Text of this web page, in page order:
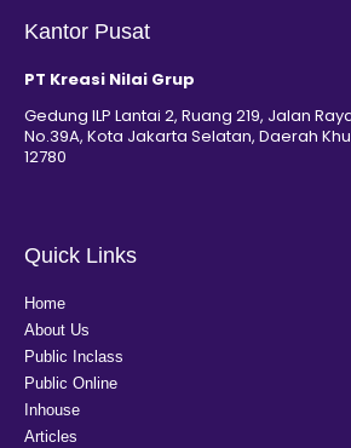
Kantor Pusat
PT Kreasi Nilai Grup
Gedung ILP Lantai 2, Ruang 219, Jalan
No.39A, Kota Jakarta Selatan, Daerah
12780
Quick Links
Home
About Us
Public Inclass
Public Online
Inhouse
Articles